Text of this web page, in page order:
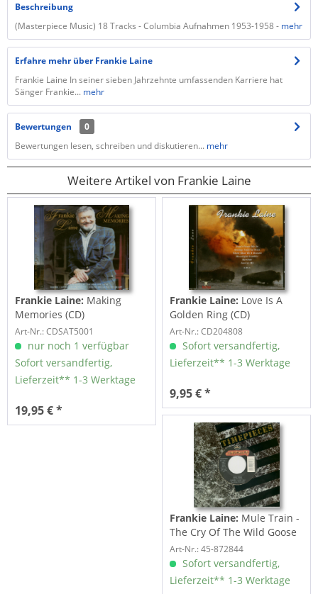
Beschreibung
(Masterpiece Music) 18 Tracks - Columbia Aufnahmen 1953-1958 - mehr
Erfahre mehr über Frankie Laine
Frankie Laine In seiner sieben Jahrzehnte umfassenden Karriere hat
Sänger Frankie... mehr
Bewertungen
0
Bewertungen lesen, schreiben und diskutieren... mehr
Weitere Artikel von Frankie Laine
Frankie Laine: Making
Memories (CD)
Art-Nr.: CDSAT5001
nur noch 1 verfügbar
Sofort versandfertig,
Lieferzeit** 1-3 Werktage
19,95 € *
Frankie Laine: Love Is A
Golden Ring (CD)
Art-Nr.: CD204808
Sofort versandfertig,
Lieferzeit** 1-3 Werktage
9,95 € *
Frankie Laine: Mule Train -
The Cry Of The Wild Goose
(7inch,...
Art-Nr.: 45-872844
Sofort versandfertig,
Lieferzeit** 1-3 Werktage